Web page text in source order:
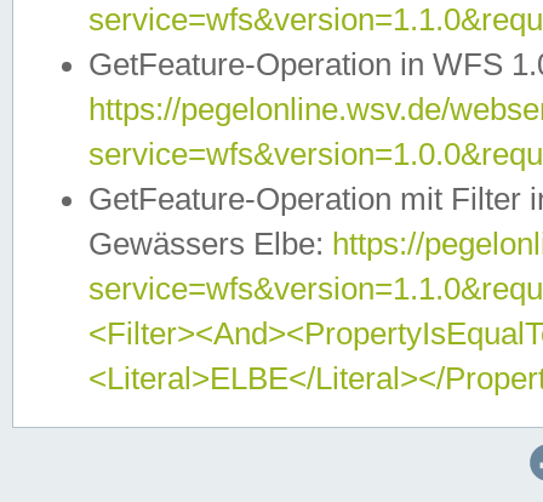
GetFeature-Operation in WFS
https://pegelonline.wsv.de/
GetFeature-Operation mit Filter
Gewässers Elbe: https://
<Literal>ELBE</Literal></